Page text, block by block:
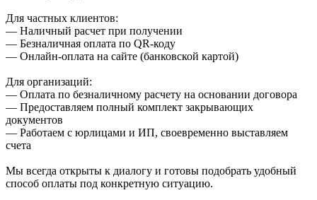
Для частных клиентов:
— Наличный расчет при получении
— Безналичная оплата по QR-коду
— Онлайн-оплата на сайте (банковской картой)
Для организаций:
— Оплата по безналичному расчету на основании договора
— Предоставляем полный комплект закрывающих
документов
— Работаем с юрлицами и ИП, своевременно выставляем
счета
Мы всегда открыты к диалогу и готовы подобрать удобный
способ оплаты под конкретную ситуацию.